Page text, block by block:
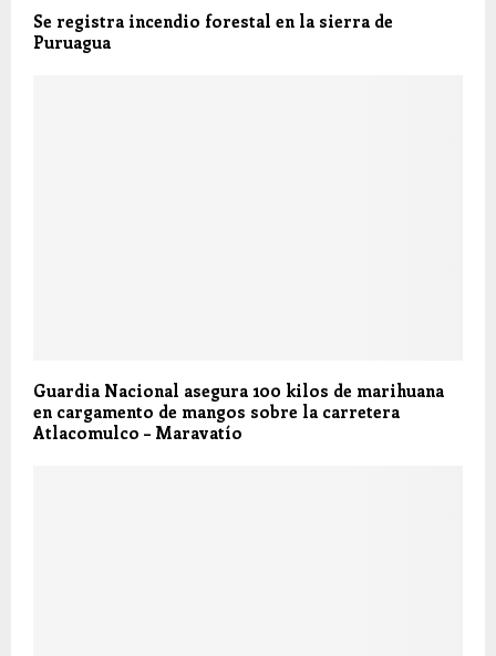
Se registra incendio forestal en la sierra de
Puruagua
Guardia Nacional asegura 100 kilos de marihuana
en cargamento de mangos sobre la carretera
Atlacomulco – Maravatío